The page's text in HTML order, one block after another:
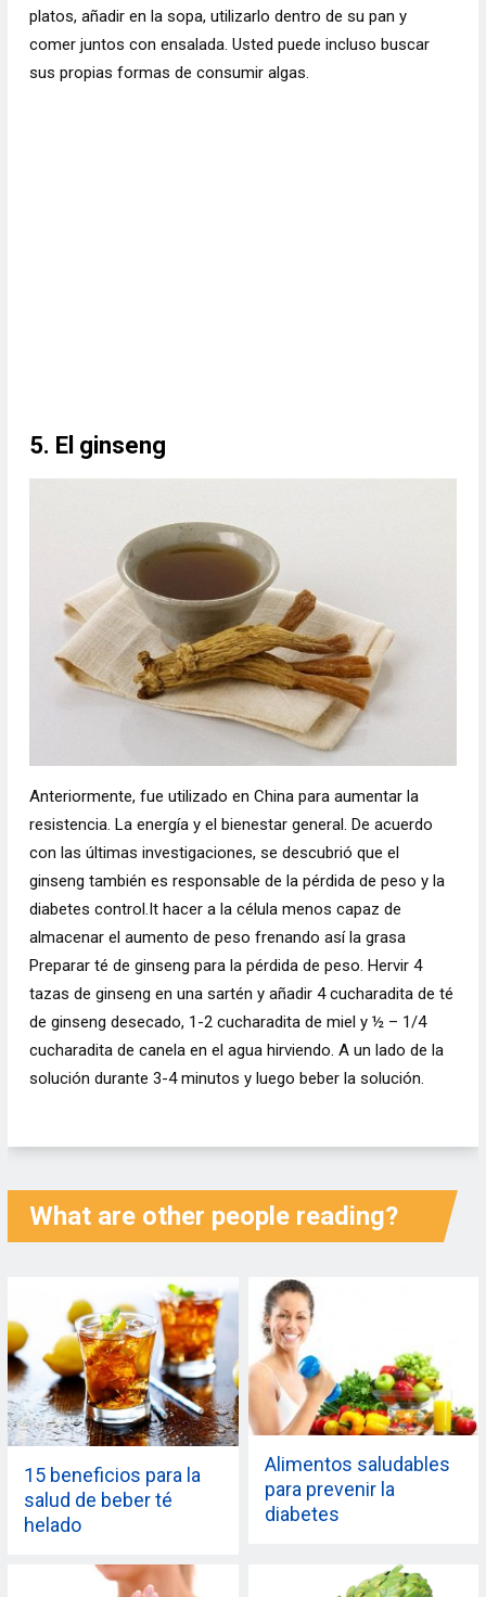
platos, añadir en la sopa, utilizarlo dentro de su pan y
comer juntos con ensalada. Usted puede incluso buscar
sus propias formas de consumir algas.
5. El ginseng
Anteriormente, fue utilizado en China para aumentar la
resistencia. La energía y el bienestar general. De acuerdo
con las últimas investigaciones, se descubrió que el
ginseng también es responsable de la pérdida de peso y la
diabetes control.It hacer a la célula menos capaz de
almacenar el aumento de peso frenando así la grasa
Preparar té de ginseng para la pérdida de peso. Hervir 4
tazas de ginseng en una sartén y añadir 4 cucharadita de té
de ginseng desecado, 1-2 cucharadita de miel y ½ – 1/4
cucharadita de canela en el agua hirviendo. A un lado de la
solución durante 3-4 minutos y luego beber la solución.
What are other people reading?
15 beneficios para la
salud de beber té
helado
Alimentos saludables
para prevenir la
diabetes